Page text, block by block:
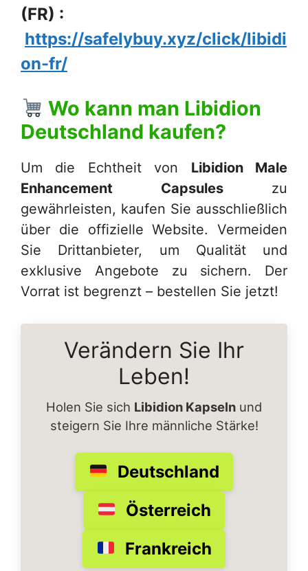
(FR) :
https://safelybuy.xyz/click/libidi
on-fr/
Wo kann man Libidion
Deutschland kaufen?
Um die Echtheit von Libidion Male
Enhancement Capsuleszu
gewährleisten, kaufen Sie ausschließlich
über die offizielle Website. Vermeiden
Sie Drittanbieter, um Qualität und
exklusive Angebote zu sichern. Der
Vorrat ist begrenzt – bestellen Sie jetzt!
Verändern Sie Ihr
Leben!
Holen Sie sich Libidion Kapseln und
steigern Sie Ihre männliche Stärke!
Deutschland
Österreich
Frankreich